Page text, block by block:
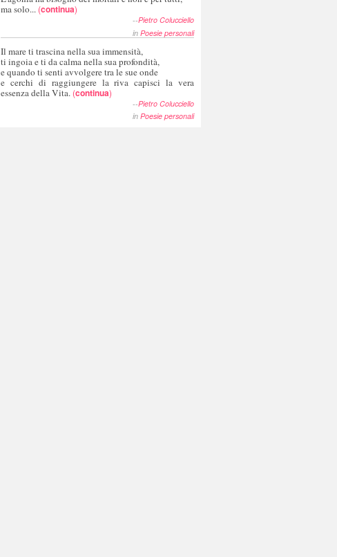
ma solo... (continua)
--Pietro Colucciello
in Poesie personali
Il mare ti trascina nella sua immensità,
ti ingoia e ti da calma nella sua profondità,
e quando ti senti avvolgere tra le sue onde
e cerchi di raggiungere la riva capisci la vera
essenza della Vita. (continua)
--Pietro Colucciello
in Poesie personali